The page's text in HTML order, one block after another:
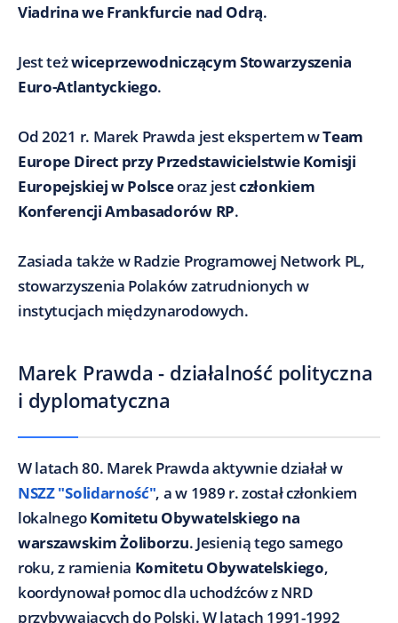
Viadrina we Frankfurcie nad Odrą.
Jest teżwiceprzewodniczącym Stowarzyszenia
Euro-Atlantyckiego.
Od 2021 r. Marek Prawda jest ekspertem wTeam
Europe Direct przy Przedstawicielstwie Komisji
Europejskiej w Polsceoraz jestczłonkiem
Konferencji Ambasadorów RP.
Zasiada także w Radzie Programowej Network PL,
stowarzyszenia Polaków zatrudnionych w
instytucjach międzynarodowych.
Marek Prawda - działalność polityczna
i dyplomatyczna
W latach 80. Marek Prawda aktywnie działał w
NSZZ "Solidarność", a w 1989 r. został członkiem
lokalnegoKomitetu Obywatelskiego na
warszawskim Żoliborzu. Jesienią tego samego
roku, z ramienia Komitetu Obywatelskiego,
koordynował pomoc dla uchodźców z NRD
przybywających do Polski. W latach 1991-1992